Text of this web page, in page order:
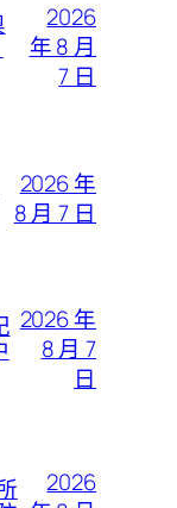
2026
年 8 月
7 日
2026 年
8 月 7 日
2026 年
8 月 7
日
2026